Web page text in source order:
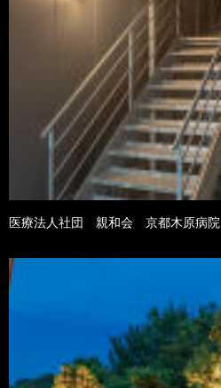
医療法人社団 親和会 京都木原病院